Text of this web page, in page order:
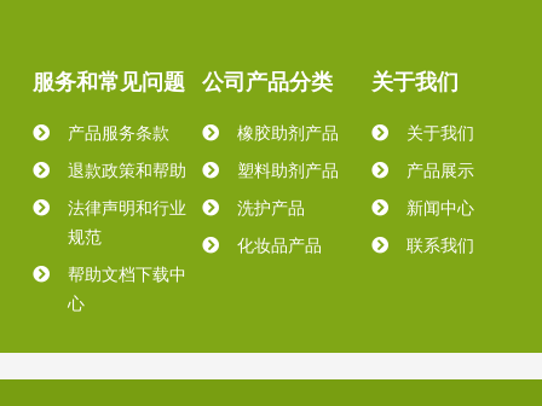
服务和常见问题
产品服务条款
退款政策和帮助
法律声明和行业
规范
帮助文档下载中
心
公司产品分类
橡胶助剂产品
塑料助剂产品
洗护产品
化妆品产品
关于我们
关于我们
产品展示
新闻中心
联系我们